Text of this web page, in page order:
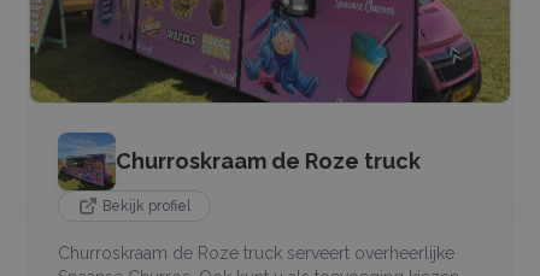
Churroskraam de Roze truck
Bekijk profiel
Churroskraam de Roze truck serveert overheerlijke